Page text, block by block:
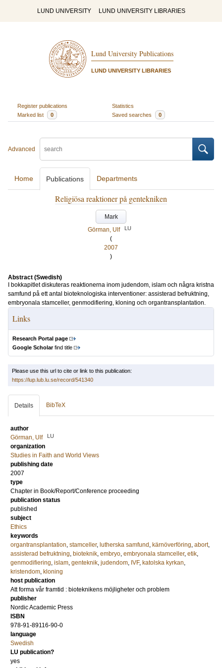
LUND UNIVERSITY LUND UNIVERSITY LIBRARIES
Lund University Publications
LUND UNIVERSITY LIBRARIES
Register publications
Statistics
Marked list
0 Saved searches 0
Advanced
Home Publications Departments
Religiösa reaktioner på gentekniken
Mark
Görman, Ulf
LU
(
2007
)
Abstract (Swedish)
I bokkapitlet diskuteras reaktionerna inom judendom, islam och några kristna
samfund på ett antal bioteknologiska interventioner: assisterad befruktning,
embryonala stamceller, genmodifiering, kloning och organtransplantation.
Links
Research Portal page
Google Scholarfind title
Please use this url to cite or link to this publication:
https://lup.lub.lu.se/record/541340
Details BibTeX
author
Görman, Ulf
LU
organization
Studies in Faith and World Views
publishing date
2007
type
Chapter in Book/Report/Conference proceeding
publication status
published
subject
Ethics
keywords
organtransplantation, stamceller, lutherska samfund , kärnöverföring, abort,
assisterad befruktning, bioteknik, embryo, embryonala stamceller, etik,
genmodifiering, islam, genteknik, judendom, IVF, katolska kyrkan,
kristendom, kloning
host publication
Att forma vår framtid : bioteknikens möjligheter och problem
publisher
Nordic Academic Press
ISBN
978-91-89116-90-0
language
Swedish
LU publication?
yes